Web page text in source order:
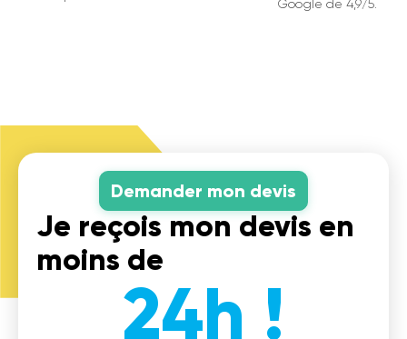
Google de 4,9/5.
Demander mon devis
24h !
Je reçois mon devis en
moins de